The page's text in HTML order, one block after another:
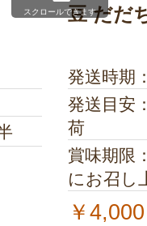
豆 だだ
発送時期
発送目安
荷
賞味期限
にお召し
￥4,000
スクロールできます